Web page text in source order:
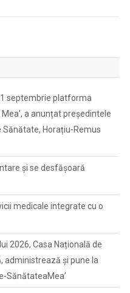
septembrie platforma
a anunțat președintele
Sănătate, Horațiu-Remus
și se desfășoară
medicale integrate cu o
2026, Casa Națională de
administrează și pune la
SănătateaMea’